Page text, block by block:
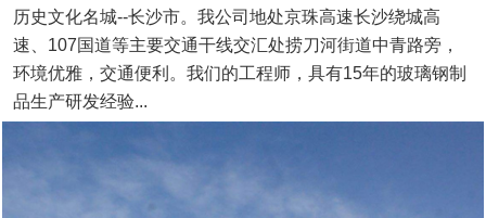
历史文化名城--长沙市。我公司地处京珠高速长沙绕城高
速、107国道等主要交通干线交汇处捞刀河街道中青路旁，
环境优雅，交通便利。我们的工程师，具有15年的玻璃钢制
品生产研发经验...